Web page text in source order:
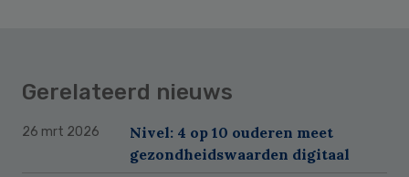
Gerelateerd nieuws
26 mrt 2026
Nivel: 4 op 10 ouderen meet
gezondheidswaarden digitaal